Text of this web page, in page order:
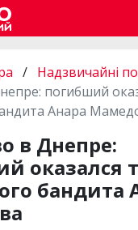
/ Надзвичайні
погибший
Анара
в Днепре:
оказался
бандита